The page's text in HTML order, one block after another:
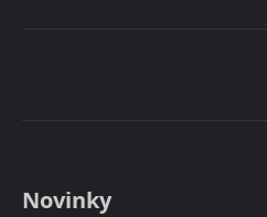
Novinky